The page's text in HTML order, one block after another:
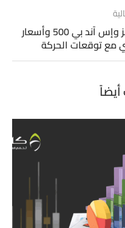
تقرير شامل عن مؤشري داو جونز وإس آند بي 500 وأسعار
مع توقعات الحركة